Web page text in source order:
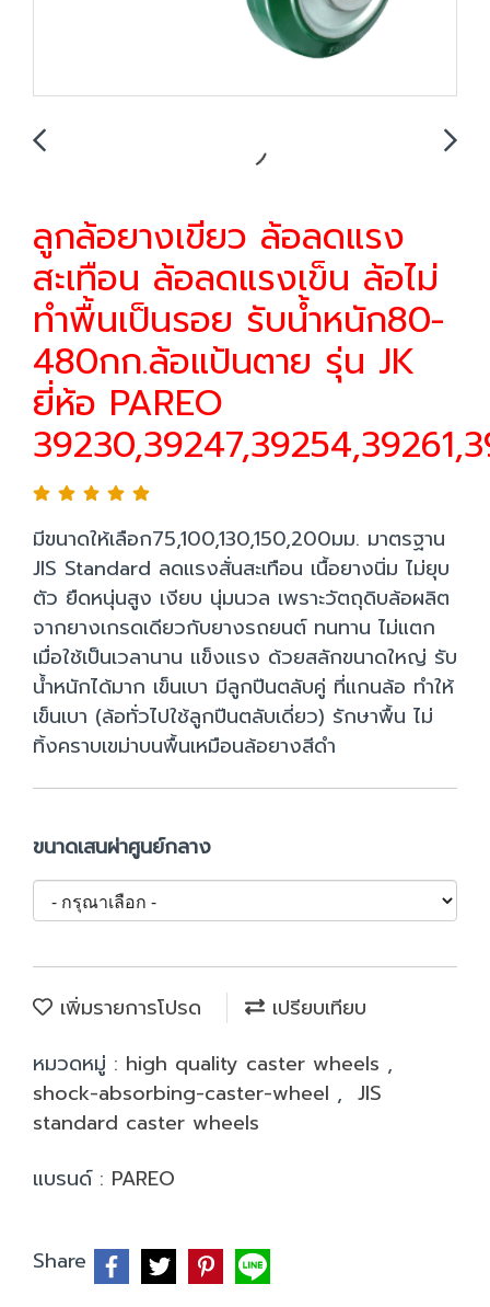
ลูกล้อยางเขียว ล้อลดแรง
สะเทือน ล้อลดแรงเข็น ล้อไม่
ทำพื้นเป็นรอย รับน้ำหนัก80-
480กก.ล้อแป้นตาย รุ่น JK
ยี่ห้อ PAREO
มีขนาดให้เลือก75,100,130,150,200มม. มาตรฐาน
JIS Standard ลดแรงสั่นสะเทือน เนื้อยางนิ่ม ไม่ยุบ
ตัว ยืดหนุ่นสูง เงียบ นุ่มนวล เพราะวัตถุดิบล้อผลิต
จากยางเกรดเดียวกับยางรถยนต์ ทนทาน ไม่แตก
เมื่อใช้เป็นเวลานาน แข็งแรง ด้วยสลักขนาดใหญ่ รับ
น้ำหนักได้มาก เข็นเบา มีลูกปืนตลับคู่ ที่แกนล้อ ทำให้
เข็นเบา (ล้อทั่วไปใช้ลูกปืนตลับเดี่ยว) รักษาพื้น ไม่
ทิ้งคราบเขม่าบนพื้นเหมือนล้อยางสีดำ
ขนาดเสนผ่าศูนย์กลาง
เพิ่มรายการโปรด
เปรียบเทียบ
หมวดหมู่ : high quality caster wheels ,
shock-absorbing-caster-wheel , JIS
standard caster wheels
แบรนด์ : PAREO
Share